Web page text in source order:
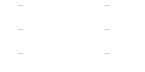
-- --
-- --
-- --